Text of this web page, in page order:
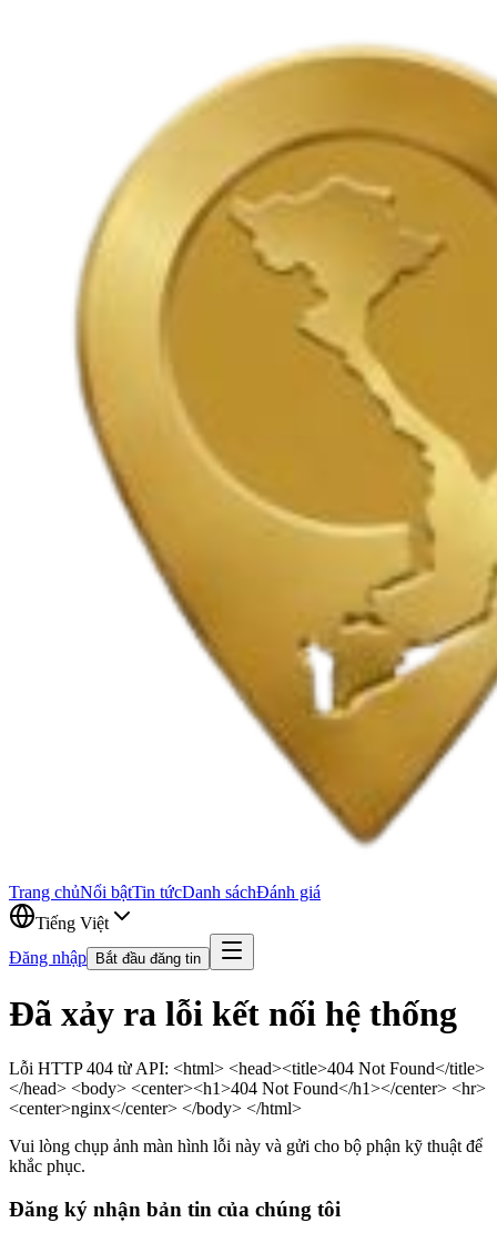
Trang chủNổi bậtTin tứcDanh sáchĐánh giá
Tiếng Việt
Đăng nhập
Bắt đầu đăng tin
Đã xảy ra lỗi kết nối hệ thống
Lỗi HTTP 404 từ API: <html> <head><title>404 Not Found</title>
</head> <body> <center><h1>404 Not Found</h1></center> <hr>
<center>nginx</center> </body> </html>
Vui lòng chụp ảnh màn hình lỗi này và gửi cho bộ phận kỹ thuật để
khắc phục.
Đăng ký nhận bản tin của chúng tôi